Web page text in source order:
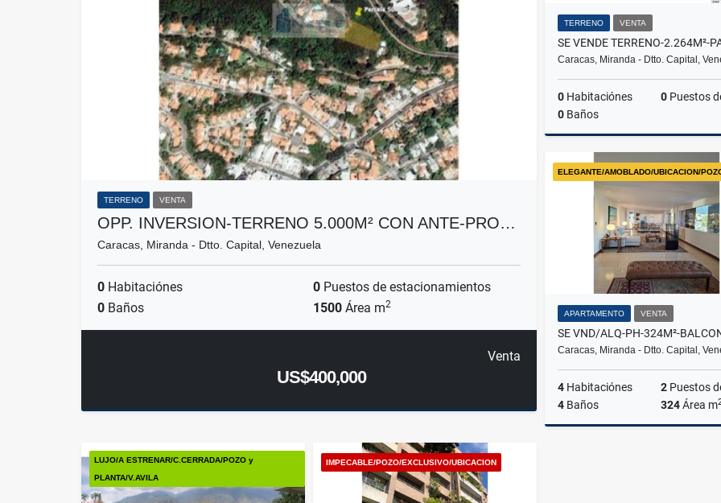
TERRENO VENTA
OPP. INVERSION-TERRENO 5.000M² CON ANTE-PRO…
Caracas, Miranda - Dtto. Capital, Venezuela
0 Habitaciónes 0 Puestos de estacionamientos
0 Baños 1500 Área m2
Venta
US$400,000
TERRENO VENTA
Caracas, Miranda - Dtto. Capital,
0 Habitaciónes 0 Puestos de
0 Baños
US$500
ELEGANTE/AMOBLADO/UBICACION/
APARTAMENTO VENTA
Caracas, Miranda - Dtto. Capital,
4 Habitaciónes 2 Puestos de
4 Baños 324Área m
LUJO/A ESTRENAR/C.CERRADA/POZO y
PLANTA/V.AVILA
IMPECABLE/POZO/EXCLUSIVO/UBICACION